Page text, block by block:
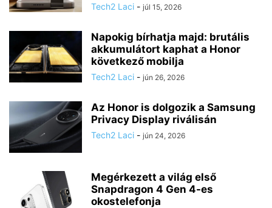
Tech2 Laci - júl 15, 2026
Napokig bírhatja majd: brutális
akkumulátort kaphat a Honor
következő mobilja
Tech2 Laci - jún 26, 2026
Az Honor is dolgozik a Samsung
Privacy Display riválisán
Tech2 Laci - jún 24, 2026
Megérkezett a világ első
Snapdragon 4 Gen 4-es
okostelefonja